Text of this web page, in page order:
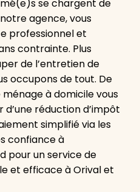
se chargent de
agence, vous
professionnel et
contrainte. Plus
de l’entretien de
occupons de tout. De
à domicile vous
réduction d’impôt
simplifié via les
confiance à
pour un service de
et efficace à Orival et